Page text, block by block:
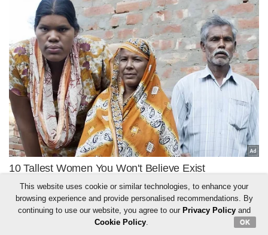
This website uses cookie or similar technologies, to enhance your
browsing experience and provide personalised recommendations. By
continuing to use our website, you agree to our Privacy Policyand
Cookie Policy. OK